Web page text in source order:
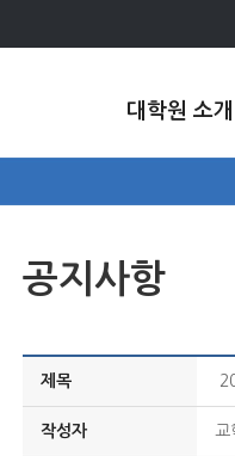
대학원 소개
공지사항
제목
작성자 교